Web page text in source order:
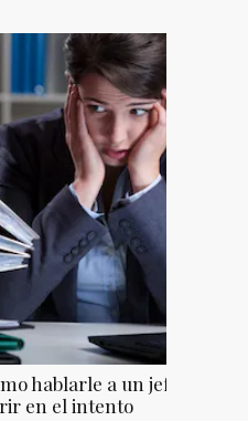
hablarle a un jefe
en el intento